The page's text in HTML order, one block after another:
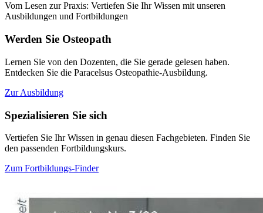
Vom Lesen zur Praxis: Vertiefen Sie Ihr Wissen mit unseren
Ausbildungen und Fortbildungen
Werden Sie Osteopath
Lernen Sie von den Dozenten, die Sie gerade gelesen haben.
Entdecken Sie die Paracelsus Osteopathie-Ausbildung.
Zur Ausbildung
Spezialisieren Sie sich
Vertiefen Sie Ihr Wissen in genau diesen Fachgebieten. Finden Sie
den passenden Fortbildungskurs.
Zum Fortbildungs-Finder